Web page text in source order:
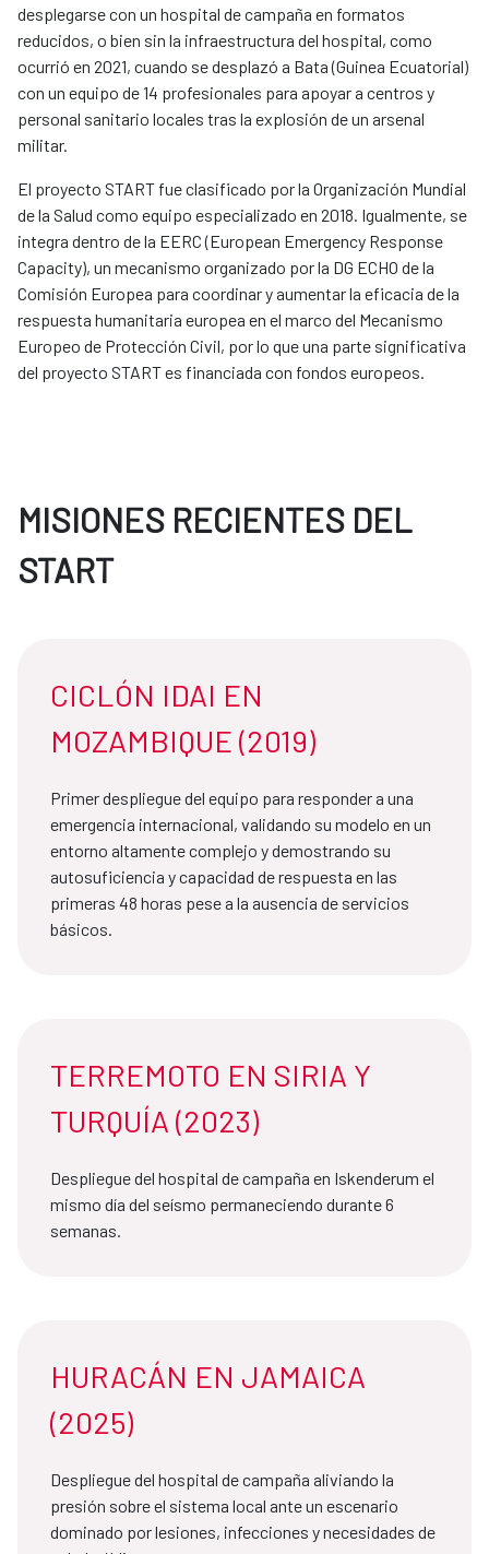
desplegarse con un hospital de campaña en formatos
reducidos, o bien sin la infraestructura del hospital, como
ocurrió en 2021, cuando se desplazó a Bata (Guinea Ecuatorial)
con un equipo de 14 profesionales para apoyar a centros y
personal sanitario locales tras la explosión de un arsenal
militar.
El proyecto START fue clasificado por la Organización Mundial
de la Salud como equipo especializado en 2018. Igualmente, se
integra dentro de la EERC (European Emergency Response
Capacity), un mecanismo organizado por la DG ECHO de la
Comisión Europea para coordinar y aumentar la eficacia de la
respuesta humanitaria europea en el marco del Mecanismo
Europeo de Protección Civil, por lo que una parte significativa
del proyecto START es financiada con fondos europeos.
MISIONES RECIENTES DEL
START
CICLÓN IDAI EN
MOZAMBIQUE (2019)
Primer despliegue del equipo para responder a una
emergencia internacional, validando su modelo en un
entorno altamente complejo y demostrando su
autosuficiencia y capacidad de respuesta en las
primeras 48 horas pese a la ausencia de servicios
básicos.
TERREMOTO EN SIRIA Y
TURQUÍA (2023)
Despliegue del hospital de campaña en Iskenderum el
mismo día del seísmo permaneciendo durante 6
semanas.
HURACÁN EN JAMAICA
(2025)
Despliegue del hospital de campaña aliviando la
presión sobre el sistema local ante un escenario
dominado por lesiones, infecciones y necesidades de